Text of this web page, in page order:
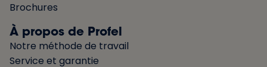
Brochures
À propos de Profel
Notre méthode de travail
Service et garantie